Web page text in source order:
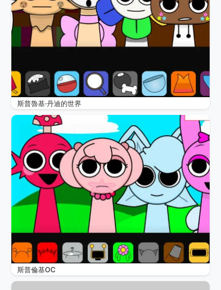
斯普魯基·丹迪的世界
斯普倫基OC